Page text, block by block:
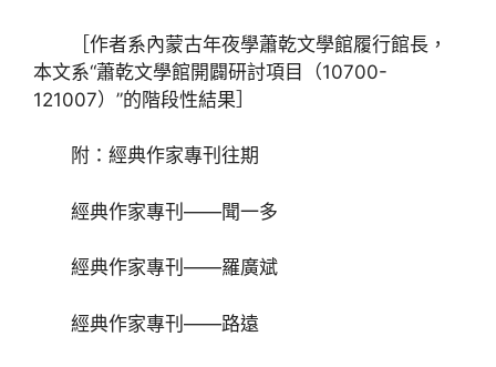
［作者系內蒙古年夜學蕭乾文學館履行館長，
本文系“蕭乾文學館開闢研討項目（10700-
121007）”的階段性結果］
附：經典作家專刊往期
經典作家專刊——聞一多
經典作家專刊——羅廣斌
經典作家專刊——路遠